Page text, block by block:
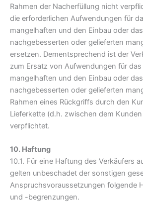
Rahmen der Nacherfüllung nicht
die erforderlichen Aufwendungen für
mangelhaften und den Einbau oder
nachgebesserten oder gelieferten
ersetzen. Dementsprechend ist der
zum Ersatz von Aufwendungen für
mangelhaften und den Einbau oder
nachgebesserten oder gelieferten
Rahmen eines Rückgriffs durch den
Lieferkette (d.h. zwischen dem
verpflichtet.
10. Haftung
10.1. Für eine Haftung des Verkäufers
gelten unbeschadet der sonstigen
Anspruchsvoraussetzungen folgende
und -begrenzungen.